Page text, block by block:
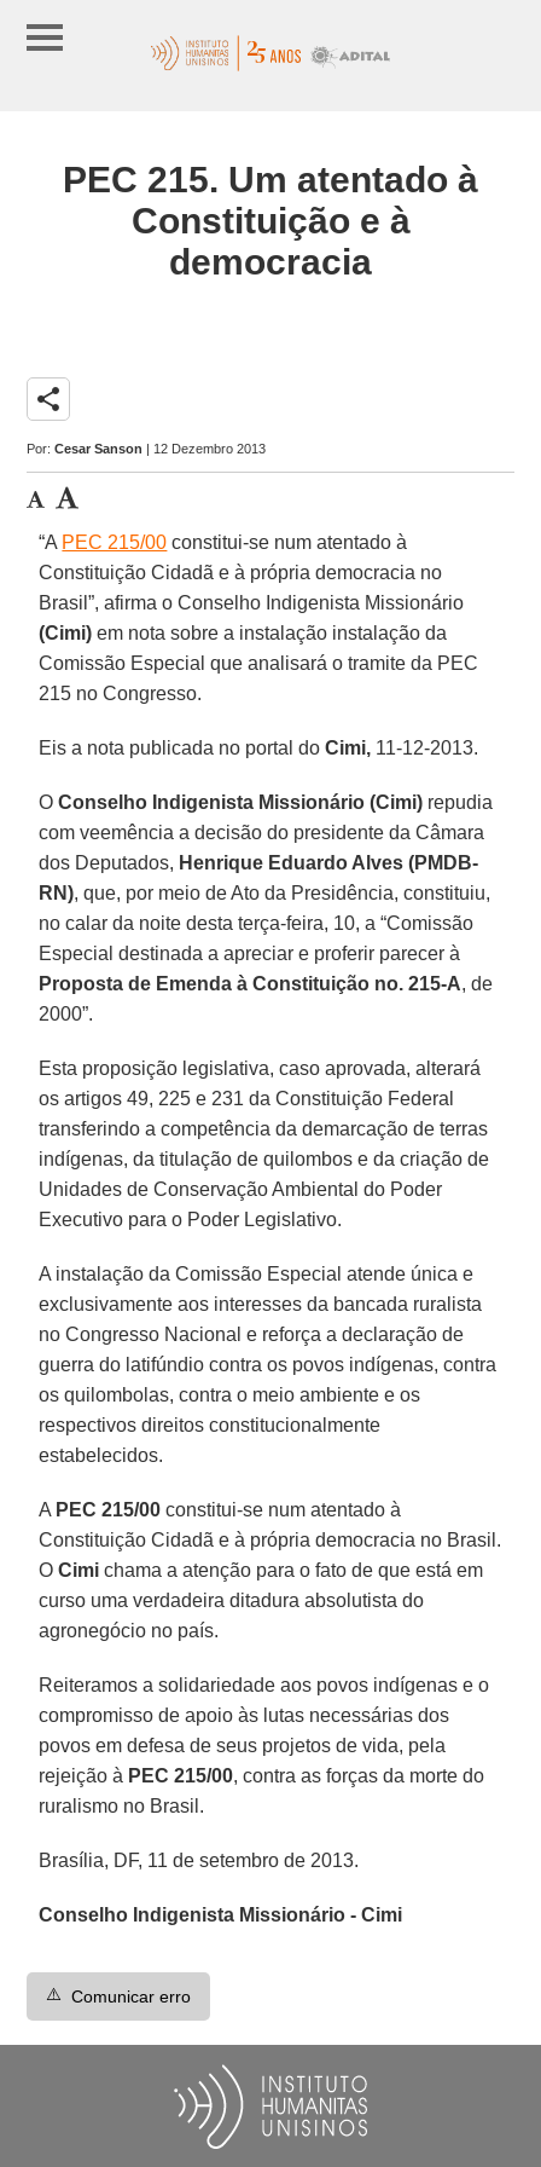
PEC 215. Um atentado à
Constituição e à
democracia
share
Por:Cesar Sanson | 12 Dezembro 2013
“A PEC 215/00 constitui-se num atentado à
Constituição Cidadã e à própria democracia no
Brasil”, afirma o Conselho Indigenista Missionário
(Cimi) em nota sobre a instalação instalação da
Comissão Especial que analisará o tramite da PEC
215 no Congresso.
Eis a nota publicada no portal doCimi, 11-12-2013.
OConselho Indigenista Missionário (Cimi) repudia
com veemência a decisão do presidente da Câmara
dos Deputados, Henrique Eduardo Alves (PMDB-
RN), que, por meio de Ato da Presidência, constituiu,
no calar da noite desta terça-feira, 10, a “Comissão
Especial destinada a apreciar e proferir parecer à
Proposta de Emenda à Constituição no. 215-A, de
2000”.
Esta proposição legislativa, caso aprovada, alterará
os artigos 49, 225 e 231 da Constituição Federal
transferindo a competência da demarcação de terras
indígenas, da titulação de quilombos e da criação de
Unidades de Conservação Ambiental do Poder
Executivo para o Poder Legislativo.
A instalação da Comissão Especial atende única e
exclusivamente aos interesses da bancada ruralista
no Congresso Nacional e reforça a declaração de
guerra do latifúndio contra os povos indígenas, contra
os quilombolas, contra o meio ambiente e os
respectivos direitos constitucionalmente
estabelecidos.
A PEC 215/00 constitui-se num atentado à
Constituição Cidadã e à própria democracia no Brasil.
OCimi chama a atenção para o fato de que está em
curso uma verdadeira ditadura absolutista do
agronegócio no país.
Reiteramos a solidariedade aos povos indígenas e o
compromisso de apoio às lutas necessárias dos
povos em defesa de seus projetos de vida, pela
rejeição à PEC 215/00, contra as forças da morte do
ruralismo no Brasil.
Brasília, DF, 11 de setembro de 2013.
Conselho Indigenista Missionário - Cimi
⚠️ Comunicar erro